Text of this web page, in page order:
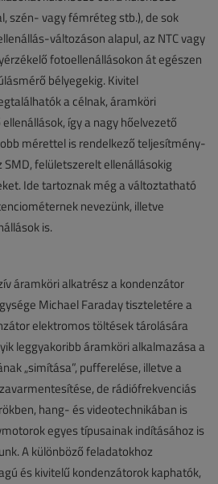
szén- vagy fémréteg stb.), de sok
változáson alapul, az NTC vagy
fotoellenállásokon át egészen
bélyegekig. Kivitel
a célnak, áramköri
így a nagy hőelvezető
mérettel is rendelkező teljesítmény-
felületszerelt ellenállásokig
Ide tartoznak még a változtatható
nevezünk, illetve
is.
áramköri alkatrész a kondenzátor
Michael Faraday tiszteletére a
elektromos töltések tárolására
leggyakoribb áramköri alkalmazása a
„simítása”, pufferelése, illetve a
de rádiófrekvenciás
hang- és videotechnikában is
egyes típusainak indításához is
A különböző feladatokhoz
és kivitelű kondenzátorok kaphatók,